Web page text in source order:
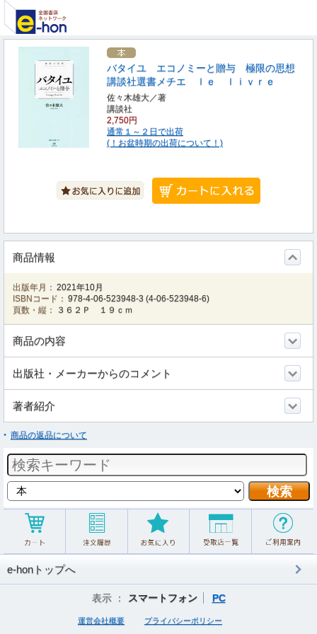
バタイユ エコノミーと贈与 極限の思想
講談社選書メチエ ｌｅ ｌｉｖｒｅ
佐々木雄大／著
講談社
2,750円
通常１～２日で出荷
(！お盆時期の出荷について！)
商品情報
出版年月： 2021年10月
ISBNコード： 978-4-06-523948-3 (4-06-523948-6)
頁数・縦：
３６２Ｐ １９ｃｍ
商品の内容
出版社・メーカーからのコメント
著者紹介
商品の返品について
e-honトップへ
表示 ： スマートフォン PC
運営会社概要 プライバシーポリシー